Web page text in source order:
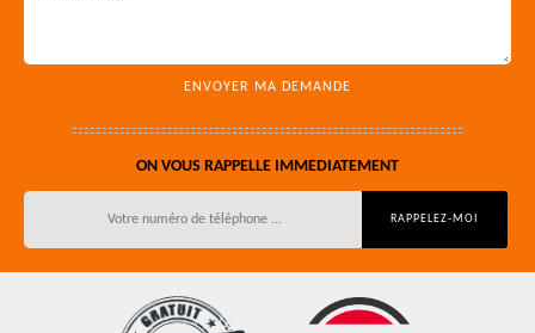
ON VOUS RAPPELLE IMMEDIATEMENT